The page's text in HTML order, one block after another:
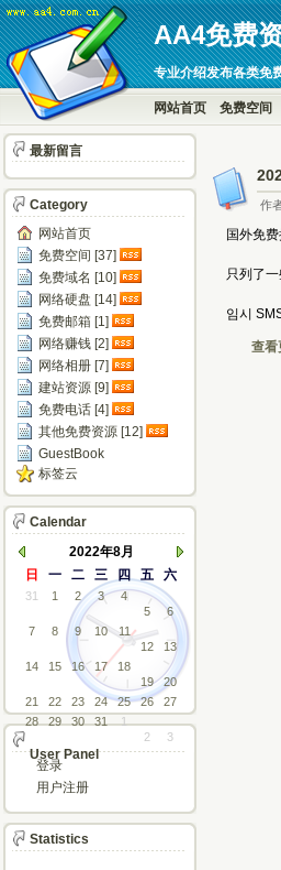
AA4免费
专业介绍发布各类免
网站首页 免费空间
作
国外免
只列了
임시
查看
最新留言
Category
网站首页
免费空间 [37]
免费域名 [10]
网络硬盘 [14]
免费邮箱 [1]
网络赚钱 [2]
网络相册 [7]
建站资源 [9]
免费电话 [4]
其他免费资源 [12]
GuestBook
标签云
Calendar
2022年8月
日
一 二 三 四 五 六
31 1 2 3
4
5
6
7
8 9 10
11
12
13
14
15 16 17
18
19
20
21
22 23 24 25 26
27
28
29 30 31
1
2
3
User Panel
登录
用户注册
Statistics